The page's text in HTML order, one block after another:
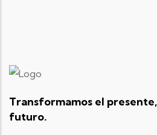
Transformamos el
futuro.